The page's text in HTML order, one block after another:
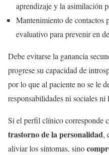
aprendizaje y la asimilación
Mantenimiento de contactos
evaluativo para prevenir en
Debe evitarse la ganancia
progrese su capacidad de
por lo que al paciente no se le
responsabilidades ni sociales ni
Si el perfil clínico corresponde
trastorno de la personalidad,
aliviar los síntomas, sino